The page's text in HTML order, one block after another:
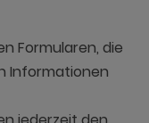
Formularen, die
Informationen